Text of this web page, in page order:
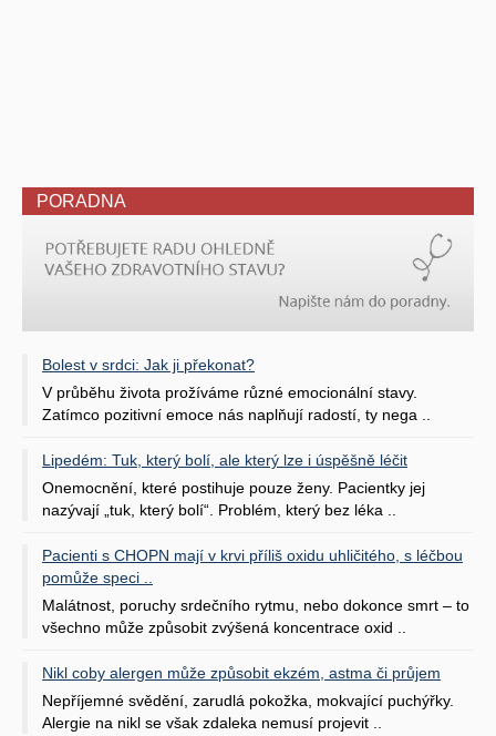
PORADNA
Bolest v srdci: Jak ji překonat?
V průběhu života prožíváme různé emocionální stavy.
Zatímco pozitivní emoce nás naplňují radostí, ty nega ..
Lipedém: Tuk, který bolí, ale který lze i úspěšně léčit
Onemocnění, které postihuje pouze ženy. Pacientky jej
nazývají „tuk, který bolí“. Problém, který bez léka ..
Pacienti s CHOPN mají v krvi příliš oxidu uhličitého, s léčbou
pomůže speci ..
Malátnost, poruchy srdečního rytmu, nebo dokonce smrt – to
všechno může způsobit zvýšená koncentrace oxid ..
Nikl coby alergen může způsobit ekzém, astma či průjem
Nepříjemné svědění, zarudlá pokožka, mokvající puchýřky.
Alergie na nikl se však zdaleka nemusí projevit ..